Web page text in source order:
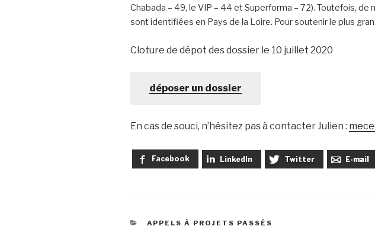
Chabada – 49, le VIP – 44 et Superforma – 72). Toutefois,
sont identifiées en Pays de la Loire. Pour soutenir le plus
Cloture de dépot des dossier le 10 juillet 2020
déposer un dossier
En cas de souci, n’hésitez pas à contacter Julien :
Facebook LinkedIn Twitter E-mail
CATÉGORIES
APPELS À PROJETS PASSÉS